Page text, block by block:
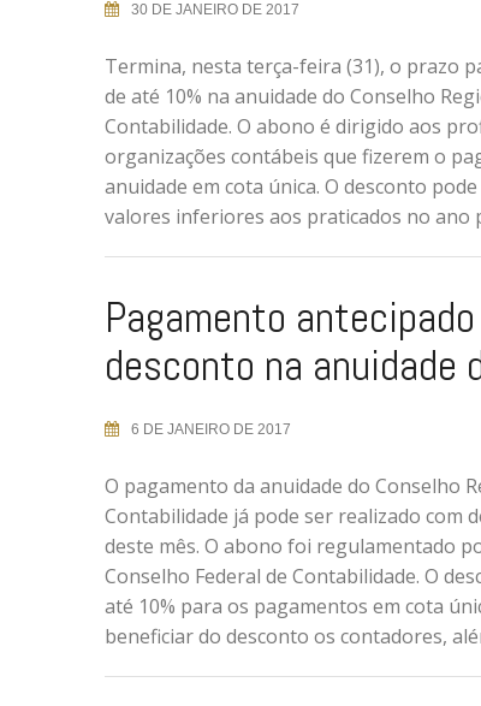
30 DE JANEIRO DE 2017
Termina, nesta terça-feira (31), o prazo
de até 10% na anuidade do Conselho
Contabilidade. O abono é dirigido aos
organizações contábeis que fizerem o
anuidade em cota única. O desconto
valores inferiores aos praticados no ano
Pagamento
desconto na anuidade
6 DE JANEIRO DE 2017
O pagamento da anuidade do Conselho
Contabilidade já pode ser realizado com
deste mês. O abono foi regulamentado
Conselho Federal de Contabilidade. O
até 10% para os pagamentos em cota
beneficiar do desconto os contadores,